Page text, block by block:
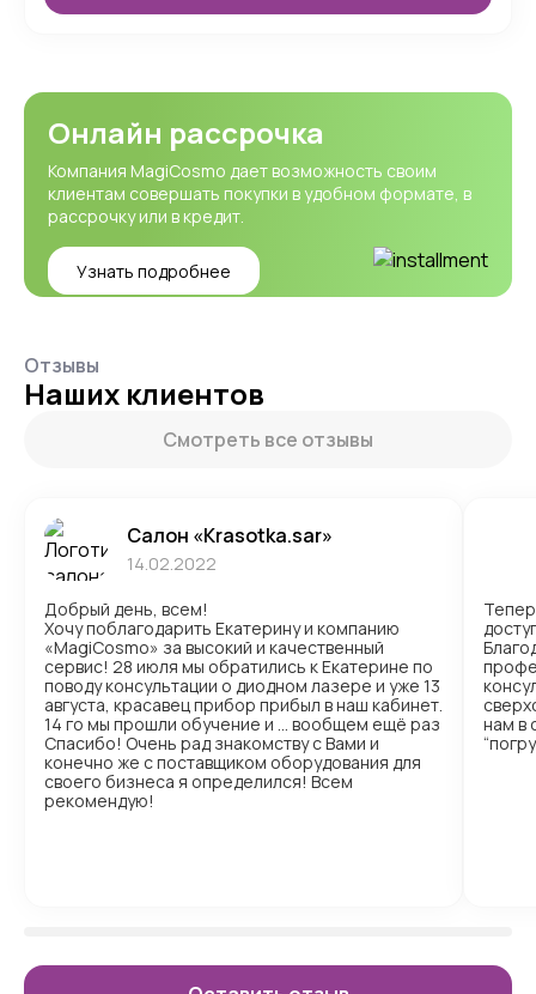
Онлайн рассрочка
Компания MagiCosmo дает возможность своим
клиентам совершать покупки в удобном формате, в
рассрочку или в кредит.
Узнать подробнее
Отзывы
Наших клиентов
Смотреть все отзывы
Салон «Krasotka.sar»
14.02.2022
Добрый день, всем!
Хочу поблагодарить Екатерину и компанию
«MagiCosmo» за высокий и качественный
сервис! 28 июля мы обратились к Екатерине по
поводу консультации о диодном лазере и уже 13
августа, красавец прибор прибыл в наш кабинет.
14 го мы прошли обучение и … вообщем ещё раз
Спасибо! Очень рад знакомству с Вами и
конечно же с поставщиком оборудования для
своего бизнеса я определился! Всем
рекомендую!
нам в